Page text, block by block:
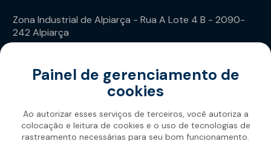
Zona Industrial de Alpiarça - Rua A Lote 4 B - 2090-
242 Alpiarça
Painel de gerenciamento de
cookies
Ao autorizar esses serviços de terceiros, você autoriza a
colocação e leitura de cookies e o uso de tecnologias de
rastreamento necessárias para seu bom funcionamento.